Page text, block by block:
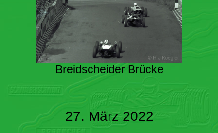
Breidscheider Brücke
27. März 2022